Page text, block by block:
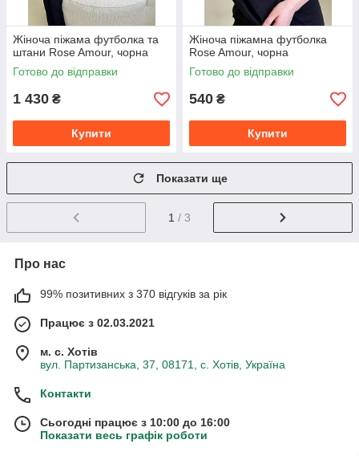
Жіноча піжама футболка та
штани Rose Amour, чорна
Готово до відправки
1 430 ₴
Купити
Жіноча піжамна футболка
Rose Amour, чорна
Готово до відправки
540 ₴
Купити
Показати ще
1 / 3
Про нас
99% позитивних з 370 відгуків за рік
Працює з 02.03.2021
м. с. Хотів
вул. Партизанська, 37, 08171, с. Хотів, Україна
Контакти
Сьогодні працює з 10:00 до 16:00
Показати весь графік роботи